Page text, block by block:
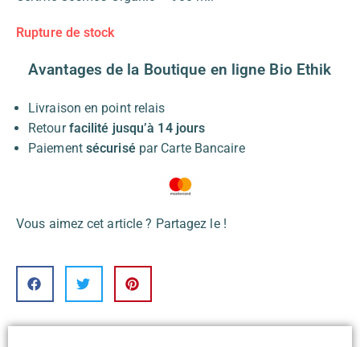
Rupture de stock
Avantages de la Boutique en ligne Bio Ethik
Livraison en point relais
Retourfacilité jusqu’à 14 jours
Paiement sécurisépar Carte Bancaire
Vous aimez cet article ? Partagez le !